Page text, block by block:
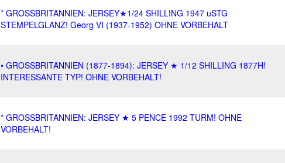
* GROSSBRITANNIEN: JERSEY★1/24 SHILLING 1947 uSTG
STEMPELGLANZ! Georg VI (1937-1952) OHNE VORBEHALT
• GROSSBRITANNIEN (1877-1894): JERSEY ★ 1/12 SHILLING 1877H!
INTERESSANTE TYP! OHNE VORBEHALT!
* GROSSBRITANNIEN: JERSEY ★ 5 PENCE 1992 TURM! OHNE
VORBEHALT!